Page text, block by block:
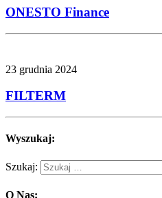
ONESTO Finance
23 grudnia 2024
FILTERM
Wyszukaj:
Szukaj:
O Nas: